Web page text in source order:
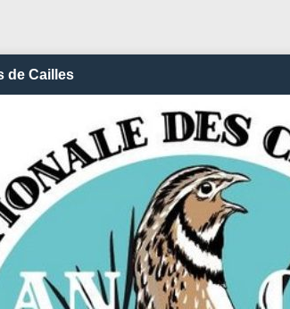
de Cailles